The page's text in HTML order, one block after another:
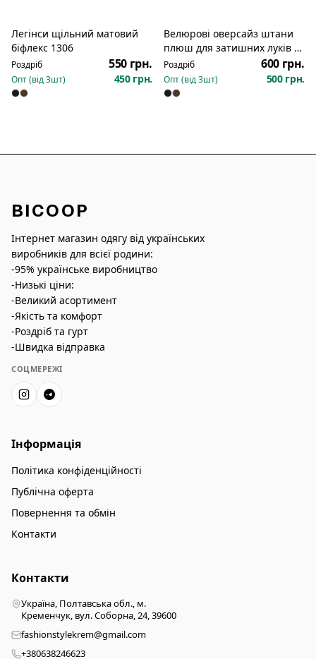
Легінси щільний матовий
біфлекс 1306
Роздріб 550 грн.
Опт (від3шт) 450 грн.
Велюрові оверсайз штани
плюш для затишних луків з
затяжками знизу 1250
Роздріб 600 грн.
Опт (від3шт) 500 грн.
BICOOP
Інтернет магазин одягу від українських
виробників для всієї родини:
-95% українське виробництво
-Низькі ціни:
-Великий асортимент
-Якість та комфорт
-Роздріб та гурт
-Швидка відправка
СОЦМЕРЕЖІ
Інформація
Політика конфіденційності
Публічна оферта
Повернення та обмін
Контакти
Контакти
Україна, Полтавська обл., м.
Кременчук, вул. Соборна, 24, 39600
fashionstylekrem@gmail.com
+380638246623